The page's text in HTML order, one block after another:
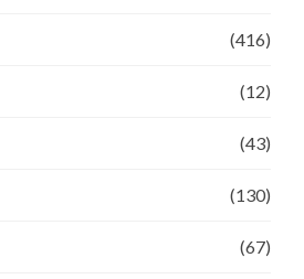
(416)
(12)
(43)
(130)
(67)